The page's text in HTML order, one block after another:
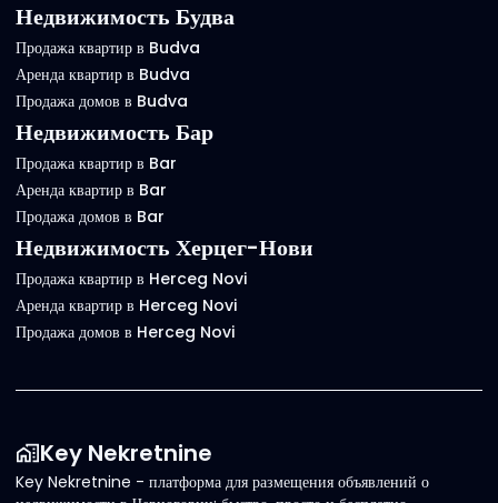
Недвижимость Будва
Продажа квартир в Budva
Аренда квартир в Budva
Продажа домов в Budva
Недвижимость Бар
Продажа квартир в Bar
Аренда квартир в Bar
Продажа домов в Bar
Недвижимость Херцег-Нови
Продажа квартир в Herceg Novi
Аренда квартир в Herceg Novi
Продажа домов в Herceg Novi
Key Nekretnine
Key Nekretnine - платформа для размещения объявлений о